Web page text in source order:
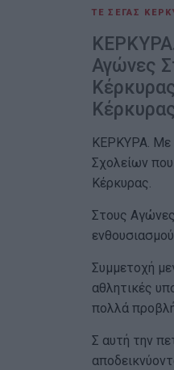
ΤΕ ΣΕΓΑΣ
Αγώνες
ΚΕΡΚΥΡΑ. Με
Σχολείων
Κέρκυρας.
Στους
Συμμετοχή
αθλητικές
πολλά
Σ αυτή την